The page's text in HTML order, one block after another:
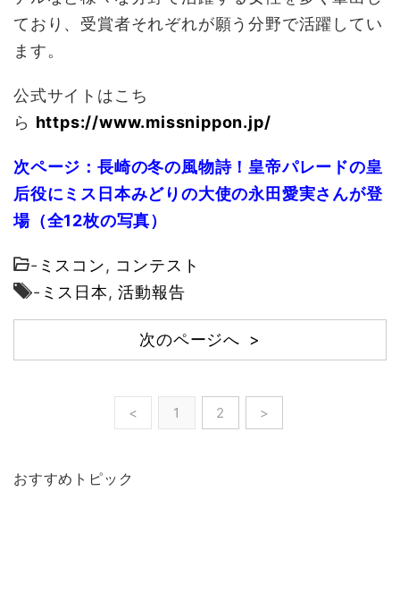
ており、受賞者それぞれが願う分野で活躍してい
ます。
公式サイトはこち
ら https://www.missnippon.jp/
次ページ：長崎の冬の風物詩！皇帝パレードの皇
后役にミス日本みどりの大使の永田愛実さんが登
場（全12枚の写真）
- ミスコン, コンテスト
- ミス日本,活動報告
次のページへ >
< 1 2 >
おすすめトピック